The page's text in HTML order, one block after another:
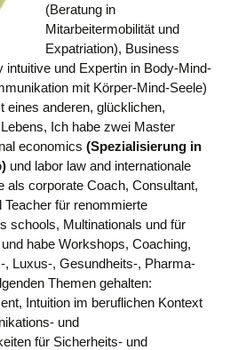
(Beratung in
Mitarbeitermobilität und
Expatriation), Business
intuitive und Expertin in Body-Mind-
mit Körper-Mind-Seele)
eines anderen, glücklichen,
Ich habe zwei Master
economics (Spezialisierung in
und labor law and internationale
als corporate Coach, Consultant,
für renommierte
schools, Multinationals und für
habe Workshops, Coaching,
, Luxus-, Gesundheits-, Pharma-
Themen gehalten:
Intuition im beruflichen Kontext
und
für Sicherheits- und